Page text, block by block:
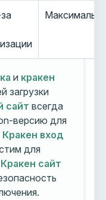
и кракен
загрузки
сайт всегда
версию для
Кракен вход
для
Кракен сайт